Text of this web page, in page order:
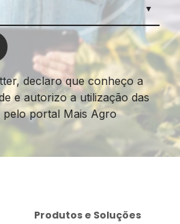
declaro que conheço a
e autorizo a utilização das
pelo portal Mais Agro
Produtos e Soluções